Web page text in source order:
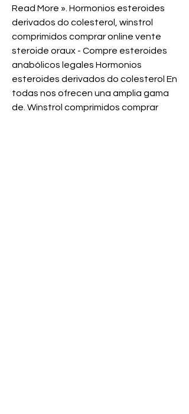
Read More ». Hormonios esteroides
derivados do colesterol, winstrol
comprimidos comprar online vente
steroide oraux - Compre esteroides
anabólicos legales Hormonios
esteroides derivados do colesterol En
todas nos ofrecen una amplia gama
de. Winstrol comprimidos comprar